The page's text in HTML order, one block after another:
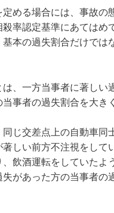
定める場合には、事故の
率認定基準にあてはめ
基本の過失割合だけでは
は、一方当事者に著しい
当事者の過失割合を大き
同じ交差点上の自動車同
著しい前方不注視をして
、飲酒運転をしていたよ
があった方の当事者の